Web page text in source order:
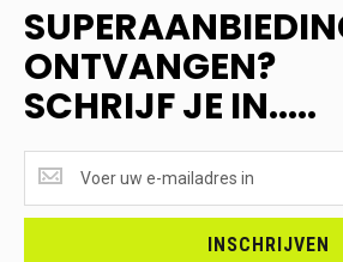
ONTVANGEN?
SCHRIJF JE IN.....
ONTVANGEN?
<br>SCHRIJF
INSCHRIJVEN